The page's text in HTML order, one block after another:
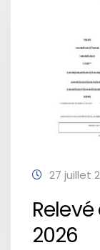
27 juillet
2026